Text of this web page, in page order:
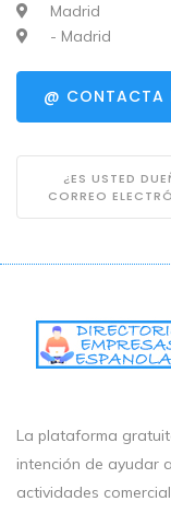
Madrid
- Madrid
@ CONTACTA
¿ES USTED
CORREO
La plataforma
intención de ayudar
actividades